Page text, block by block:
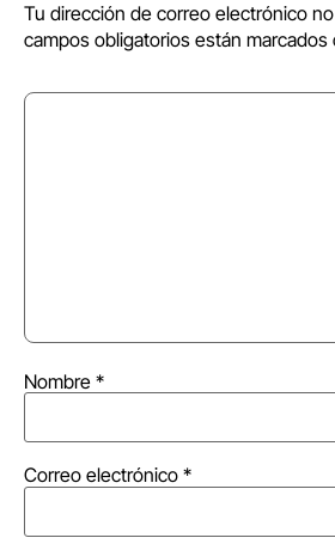
Tu dirección de correo electrónico
campos obligatorios están marcados
Nombre *
Correo electrónico *